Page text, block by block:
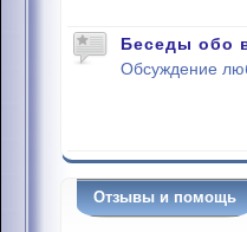
Беседы обо
Обсуждение
Отзывы и помощь